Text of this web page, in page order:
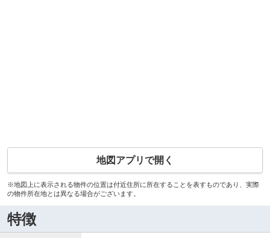
地図アプリで開く
※地図上に表示される物件の位置は付近住所に所在することを表すものであり、実際
の物件所在地とは異なる場合がございます。
特徴